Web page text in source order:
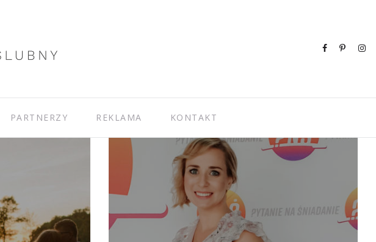
PARTNERZY REKLAMA KONTAKT